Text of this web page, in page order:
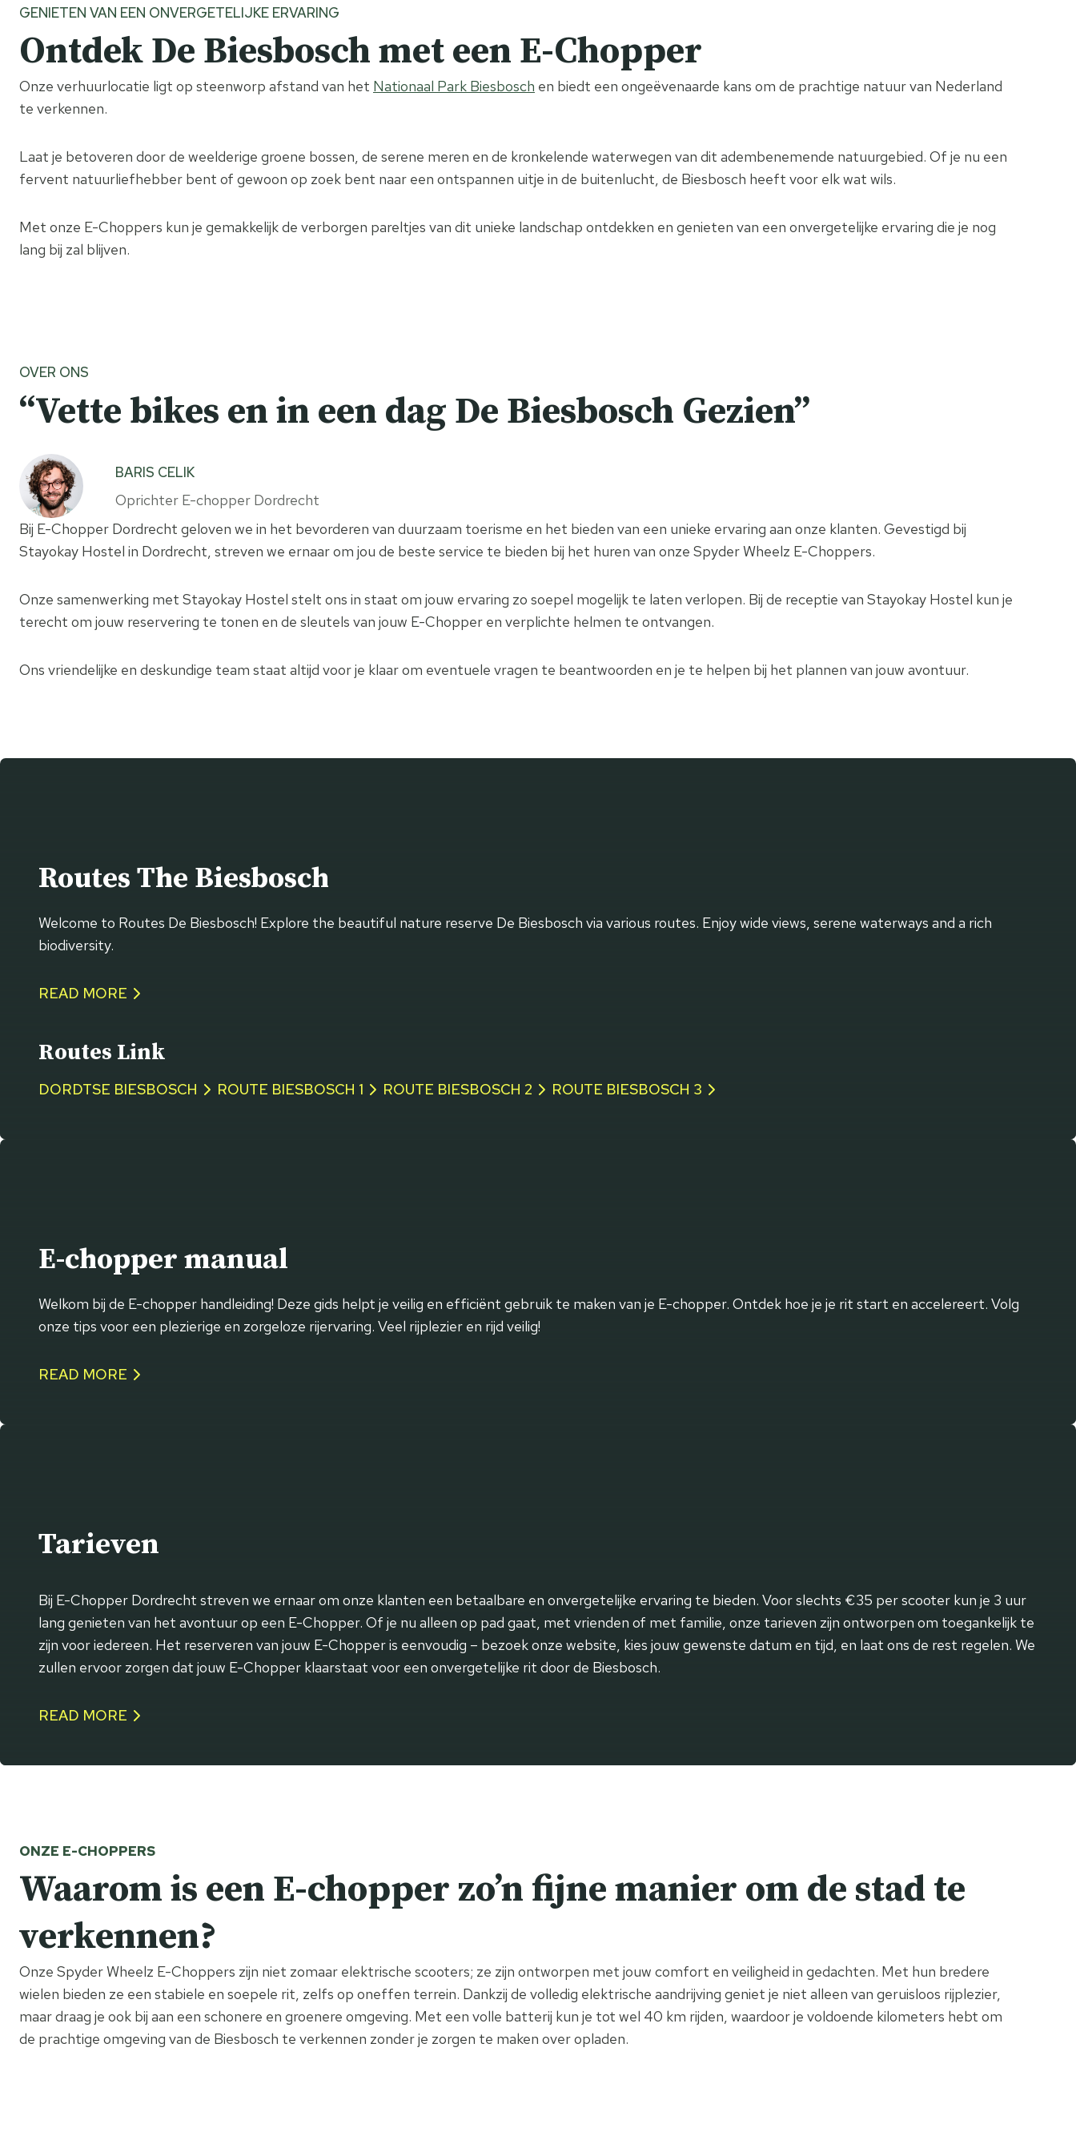
GENIETEN VAN EEN ONVERGETELIJKE ERVARING
Ontdek De Biesboschmet een E-Chopper
Onze verhuurlocatie ligt op steenworp afstand van het Nationaal Park Biesbosch en biedt een ongeëvenaarde kans om de prachtige natuur van Nederland
te verkennen.
Laat je betoveren door de weelderige groene bossen, de serene meren en de kronkelende waterwegen van dit adembenemende natuurgebied. Of je nu een
fervent natuurliefhebber bent of gewoon op zoek bent naar een ontspannen uitje in de buitenlucht, de Biesbosch heeft voor elk wat wils.
Met onze E-Choppers kun je gemakkelijk de verborgen pareltjes van dit unieke landschap ontdekken en genieten van een onvergetelijke ervaring die je nog
lang bij zal blijven.
OVER ONS
“Vette bikes en in een dag De Biesbosch Gezien”
BARIS CELIK
Oprichter E-chopper Dordrecht
Bij E-Chopper Dordrecht geloven we in het bevorderen van duurzaam toerisme en het bieden van een unieke ervaring aan onze klanten. Gevestigd bij
Stayokay Hostel in Dordrecht, streven we ernaar om jou de beste service te bieden bij het huren van onze Spyder Wheelz E-Choppers.
Onze samenwerking met Stayokay Hostel stelt ons in staat om jouw ervaring zo soepel mogelijk te laten verlopen. Bij de receptie van Stayokay Hostel kun je
terecht om jouw reservering te tonen en de sleutels van jouw E-Chopper en verplichte helmen te ontvangen.
Ons vriendelijke en deskundige team staat altijd voor je klaar om eventuele vragen te beantwoorden en je te helpen bij het plannen van jouw avontuur.
Routes The Biesbosch
Welcome to Routes De Biesbosch! Explore the beautiful nature reserve De Biesbosch via various routes. Enjoy wide views, serene waterways and a rich
biodiversity.
READ MORE
Routes Link
DORDTSE BIESBOSCH ROUTE BIESBOSCH 1 ROUTE BIESBOSCH 2 ROUTE BIESBOSCH 3
E-chopper manual
Welkom bij de E-chopper handleiding! Deze gids helpt je veilig en efficiënt gebruik te maken van je E-chopper. Ontdek hoe je je rit start en accelereert. Volg
onze tips voor een plezierige en zorgeloze rijervaring. Veel rijplezier en rijd veilig!
READ MORE
Tarieven
Bij E-Chopper Dordrecht streven we ernaar om onze klanten een betaalbare en onvergetelijke ervaring te bieden. Voor slechts €35 per scooter kun je 3 uur
lang genieten van het avontuur op een E-Chopper. Of je nu alleen op pad gaat, met vrienden of met familie, onze tarieven zijn ontworpen om toegankelijk te
zijn voor iedereen. Het reserveren van jouw E-Chopper is eenvoudig – bezoek onze website, kies jouw gewenste datum en tijd, en laat ons de rest regelen. We
zullen ervoor zorgen dat jouw E-Chopper klaarstaat voor een onvergetelijke rit door de Biesbosch.
READ MORE
ONZE E-CHOPPERS
Waarom is een E-chopper zo’n fijne manier om de stad te
verkennen?
Onze Spyder Wheelz E-Choppers zijn niet zomaar elektrische scooters; ze zijn ontworpen met jouw comfort en veiligheid in gedachten. Met hun bredere
wielen bieden ze een stabiele en soepele rit, zelfs op oneffen terrein. Dankzij de volledig elektrische aandrijving geniet je niet alleen van geruisloos rijplezier,
maar draag je ook bij aan een schonere en groenere omgeving. Met een volle batterij kun je tot wel 40 km rijden, waardoor je voldoende kilometers hebt om
de prachtige omgeving van de Biesbosch te verkennen zonder je zorgen te maken over opladen.